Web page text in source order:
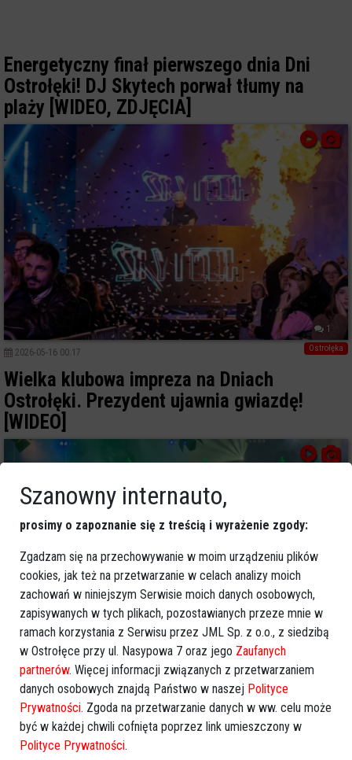
Energetyczny finał pierwszego dnia Dni
Ostrołęki! DJ Skytech porwał tłumy na
plaży [WIDEO, ZDJĘCIA]
1
Ostrołęka
2026-05-16 00:17
Wielka klubowa impreza na Dniach
Ostrołęki. Prezydent ujawnia gwiazdę!
[WIDEO]
2026-04-18 20:23
Szanowny internauto,
prosimy o zapoznanie się z treścią i wyrażenie zgody:
Zgadzam się na przechowywanie w moim urządzeniu plików
cookies, jak też na przetwarzanie w celach analizy moich
zachowań w niniejszym Serwisie moich danych osobowych,
zapisywanych w tych plikach, pozostawianych przeze mnie w
ramach korzystania z Serwisu przez JML Sp. z o.o., z siedzibą
w Ostrołęce przy ul. Nasypowa 7 oraz jego Zaufanych
partnerów. Więcej informacji związanych z przetwarzaniem
danych osobowych znajdą Państwo w naszej Polityce
Prywatności. Zgoda na przetwarzanie danych w ww. celu może
być w każdej chwili cofnięta poprzez link umieszczony w
Polityce Prywatności.